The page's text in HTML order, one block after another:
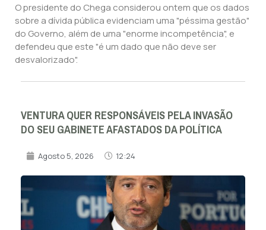
O presidente do Chega considerou ontem que os dados
sobre a dívida pública evidenciam uma "péssima gestão"
do Governo, além de uma "enorme incompetência", e
defendeu que este "é um dado que não deve ser
desvalorizado".
VENTURA QUER RESPONSÁVEIS PELA INVASÃO
DO SEU GABINETE AFASTADOS DA POLÍTICA
Agosto 5, 2026 12:24